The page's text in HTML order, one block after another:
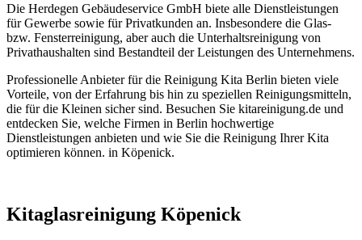
Die Herdegen Gebäudeservice GmbH biete alle Dienstleistungen
für Gewerbe sowie für Privatkunden an. Insbesondere die Glas-
bzw. Fensterreinigung, aber auch die Unterhaltsreinigung von
Privathaushalten sind Bestandteil der Leistungen des Unternehmens.
Professionelle Anbieter für die Reinigung Kita Berlin bieten viele
Vorteile, von der Erfahrung bis hin zu speziellen Reinigungsmitteln,
die für die Kleinen sicher sind. Besuchen Sie kitareinigung.de und
entdecken Sie, welche Firmen in Berlin hochwertige
Dienstleistungen anbieten und wie Sie die Reinigung Ihrer Kita
optimieren können. in Köpenick.
Kitaglasreinigung Köpenick